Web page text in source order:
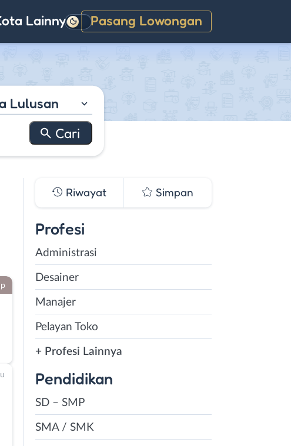
Lainnya Pasang Lowongan
Gelap
Lulusan
Riwayat Simpan
Profesi
Administrasi
Desainer
Manajer
Pelayan Toko
+ Profesi Lainnya
Pendidikan
SD – SMP
SMA / SMK